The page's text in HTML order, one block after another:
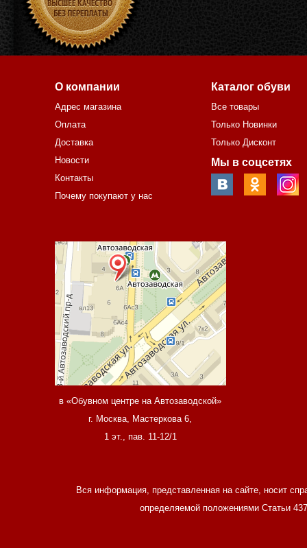
О компании
Адрес магазина
Оплата
Доставка
Новости
Контакты
Почему покупают у нас
Каталог обуви
Все товары
Только Новинки
Только Дисконт
Мы в соцсетях
в «Обувном центре на Автозаводской»
г. Москва, Мастеркова 6,
1 эт., пав. 11-12/1
Вся информация, представленная на сайте, носит
определяемой положениями Статьи